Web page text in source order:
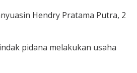
Hendry Pratama Putra, 2
pidana melakukan usaha